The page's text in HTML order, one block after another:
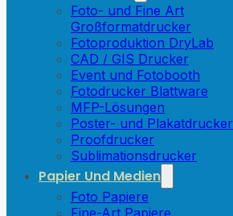
Foto- und Fine Art
Großformatdrucker
Fotoproduktion DryLab
CAD / GIS Drucker
Event und Fotobooth
Fotodrucker Blattware
MFP-Lösungen
Poster- und Plakatdrucker
Proofdrucker
Sublimationsdrucker
Papier Und Medien
Foto Papiere
Fine-Art Papiere